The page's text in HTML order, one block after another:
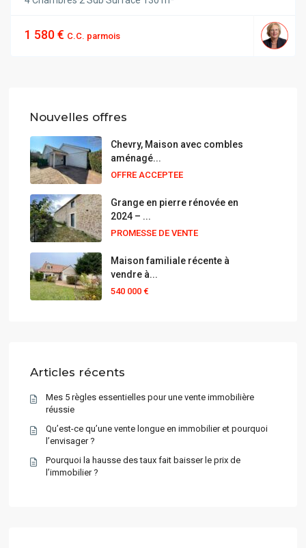
1 580 € C.C. parmois
Nouvelles offres
Chevry, Maison avec combles
aménagé...
OFFRE ACCEPTEE
Grange en pierre rénovée en
2024 – ...
PROMESSE DE VENTE
Maison familiale récente à
vendre à...
540 000 €
Articles récents
Mes 5 règles essentielles pour une vente immobilière
réussie
Qu’est-ce qu’une vente longue en immobilier et pourquoi
l’envisager ?
Pourquoi la hausse des taux fait baisser le prix de
l’immobilier ?